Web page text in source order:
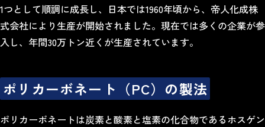
1つとして順調に成長し、日本では1960年頃から、帝人化成株
式会社により生産が開始されました。現在では多くの企業が参
入し、年間30万トン近くが生産されています。
ポリカーボネート（PC）の製法
ポリカーボネートは炭素と酸素と塩素の化合物であるホスゲン